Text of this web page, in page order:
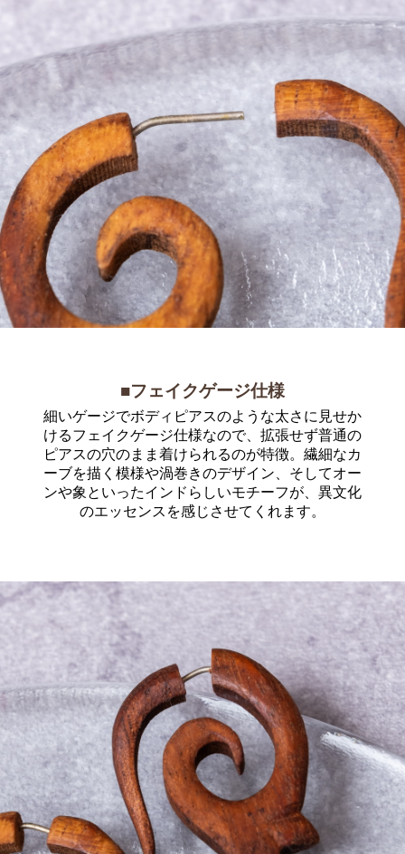
■フェイクゲージ仕様
細いゲージでボディピアスのような太さに見せか
けるフェイクゲージ仕様なので、拡張せず普通の
ピアスの穴のまま着けられるのが特徴。繊細なカ
ーブを描く模様や渦巻きのデザイン、そしてオー
ンや象といったインドらしいモチーフが、異文化
のエッセンスを感じさせてくれます。